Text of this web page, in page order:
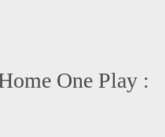
One Play :